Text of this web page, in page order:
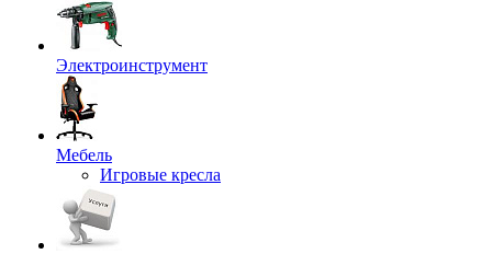
Электроинструмент
Мебель
Игровые кресла